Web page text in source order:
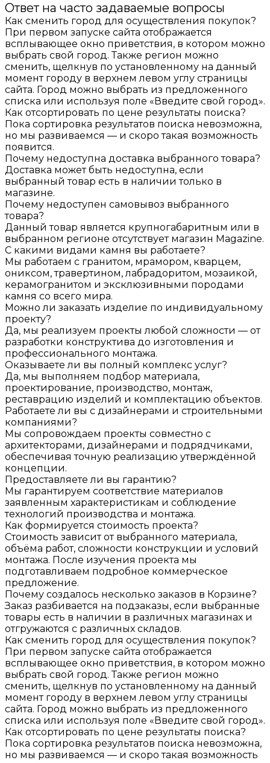
Ответ на часто задаваемые вопросы
Как сменить город для осуществления покупок?
При первом запуске сайта отображается
всплывающее окно приветствия, в котором можно
выбрать свой город. Также регион можно
сменить, щелкнув по установленному на данный
момент городу в верхнем левом углу страницы
сайта. Город можно выбрать из предложенного
списка или используя поле «Введите свой город».
Как отсортировать по цене результаты поиска?
Пока сортировка результатов поиска невозможна,
но мы развиваемся — и скоро такая возможность
появится.
Почему недоступна доставка выбранного товара?
Доставка может быть недоступна, если
выбранный товар есть в наличии только в
магазине.
Почему недоступен самовывоз выбранного
товара?
Данный товар является крупногабаритным или в
выбранном регионе отсутствует магазин Magazine.
С какими видами камня вы работаете?
Мы работаем с гранитом, мрамором, кварцем,
ониксом, травертином, лабрадоритом, мозаикой,
керамогранитом и эксклюзивными породами
камня со всего мира.
Можно ли заказать изделие по индивидуальному
проекту?
Да, мы реализуем проекты любой сложности — от
разработки конструктива до изготовления и
профессионального монтажа.
Оказываете ли вы полный комплекс услуг?
Да, мы выполняем подбор материала,
проектирование, производство, монтаж,
реставрацию изделий и комплектацию объектов.
Работаете ли вы с дизайнерами и строительными
компаниями?
Мы сопровождаем проекты совместно с
архитекторами, дизайнерами и подрядчиками,
обеспечивая точную реализацию утверждённой
концепции.
Предоставляете ли вы гарантию?
Мы гарантируем соответствие материалов
заявленным характеристикам и соблюдение
технологий производства и монтажа.
Как формируется стоимость проекта?
Стоимость зависит от выбранного материала,
объёма работ, сложности конструкции и условий
монтажа. После изучения проекта мы
подготавливаем подробное коммерческое
предложение.
Почему создалось несколько заказов в Корзине?
Заказ разбивается на подзаказы, если выбранные
товары есть в наличии в различных магазинах и
отгружаются с различных складов.
Как сменить город для осуществления покупок?
При первом запуске сайта отображается
всплывающее окно приветствия, в котором можно
выбрать свой город. Также регион можно
сменить, щелкнув по установленному на данный
момент городу в верхнем левом углу страницы
сайта. Город можно выбрать из предложенного
списка или используя поле «Введите свой город».
Как отсортировать по цене результаты поиска?
Пока сортировка результатов поиска невозможна,
но мы развиваемся — и скоро такая возможность